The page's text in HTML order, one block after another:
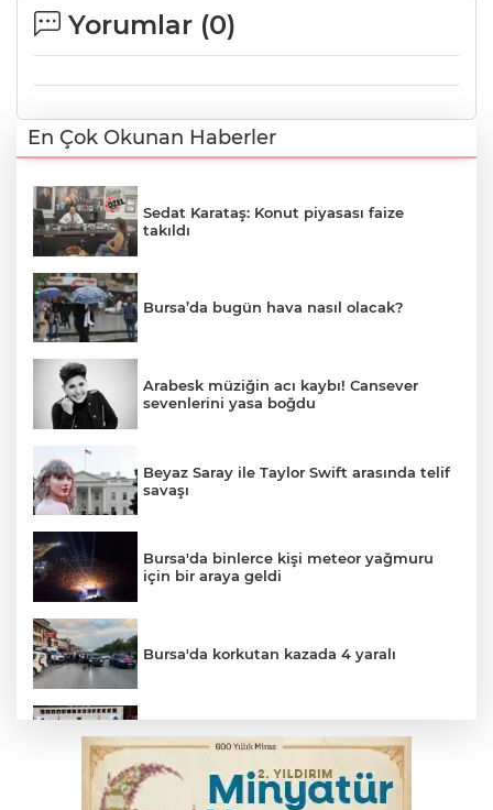
Yorumlar (0)
En Çok Okunan Haberler
Sedat Karataş: Konut piyasası faize
takıldı
Bursa’da bugün hava nasıl olacak?
Arabesk müziğin acı kaybı! Cansever
sevenlerini yasa boğdu
Beyaz Saray ile Taylor Swift arasında telif
savaşı
Bursa'da binlerce kişi meteor yağmuru
için bir araya geldi
Bursa'da korkutan kazada 4 yaralı
kabul edildi